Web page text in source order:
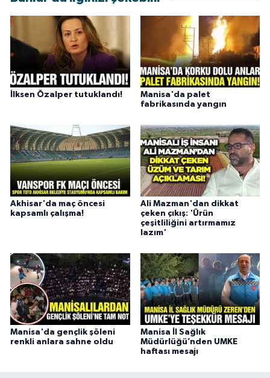
İlksen Özalper tutuklandı!
Manisa'da palet
fabrikasında yangın
Akhisar'da maç öncesi
kapsamlı çalışma!
Ali Mazman'dan dikkat
çeken çıkış: 'Ürün
çeşitliliğini artırmamız
lazım'
Manisa'da gençlik şöleni
renkli anlara sahne oldu
Manisa İl Sağlık
Müdürlüğü’nden UMKE
haftası mesajı